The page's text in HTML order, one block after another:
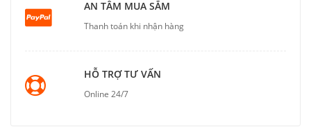
AN TÂM MUA SẮM
Thanh toán khi nhận hàng
HỖ TRỢ TƯ VẤN
Online 24/7